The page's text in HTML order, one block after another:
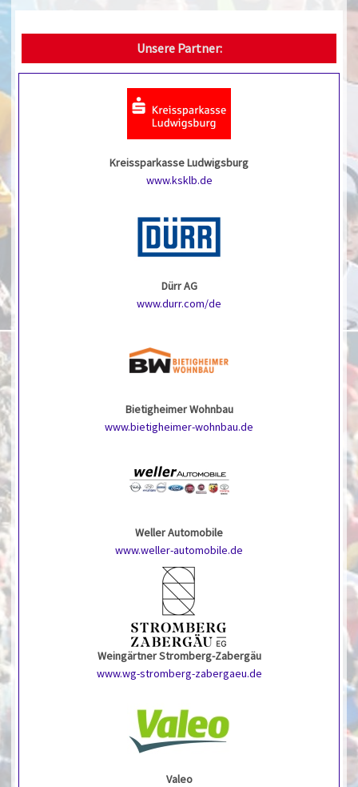
Unsere Partner:
Kreissparkasse Ludwigsburg
www.ksklb.de
Dürr AG
www.durr.com/de
Bietigheimer Wohnbau
www.bietigheimer-wohnbau.de
Weller Automobile
www.weller-automobile.de
Weingärtner Stromberg-Zabergäu
www.wg-stromberg-zabergaeu.de
Valeo